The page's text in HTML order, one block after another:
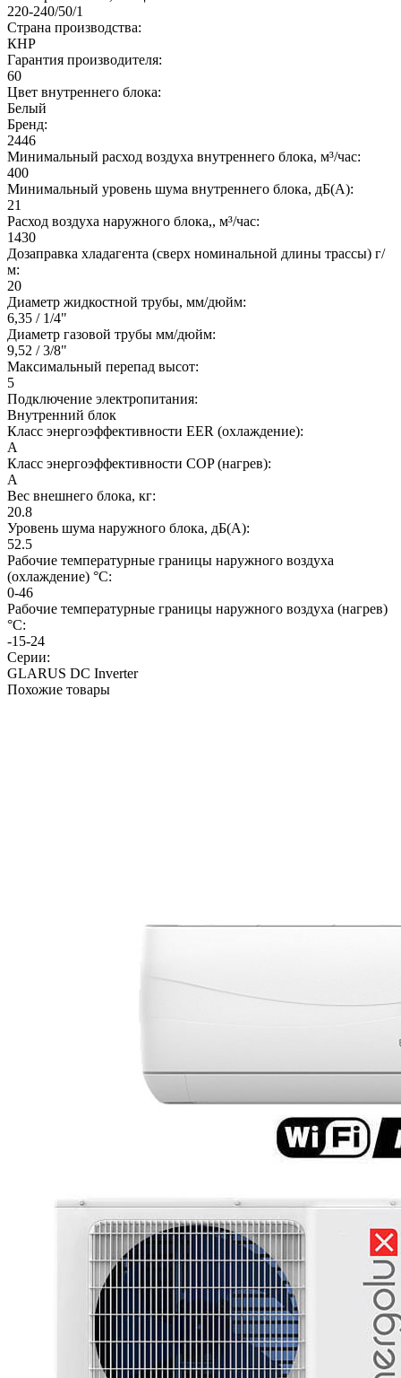
220-240/50/1
Страна производства:
КНР
Гарантия производителя:
60
Цвет внутреннего блока:
Белый
Бренд:
2446
Минимальный расход воздуха внутреннего блока, м³/час:
400
Минимальный уровень шума внутреннего блока, дБ(А):
21
Расход воздуха наружного блока,, м³/час:
1430
Дозаправка хладагента (сверх номинальной длины трассы) г/
м:
20
Диаметр жидкостной трубы, мм/дюйм:
6,35 / 1/4"
Диаметр газовой трубы мм/дюйм:
9,52 / 3/8"
Максимальный перепад высот:
5
Подключение электропитания:
Внутренний блок
Класс энергоэффективности EER (охлаждение):
A
Класс энергоэффективности COP (нагрев):
A
Вес внешнего блока, кг:
20.8
Уровень шума наружного блока, дБ(А):
52.5
Рабочие температурные границы наружного воздуха
(охлаждение) °C:
0-46
Рабочие температурные границы наружного воздуха (нагрев)
°C:
-15-24
Серии:
GLARUS DC Inverter
Похожие товары